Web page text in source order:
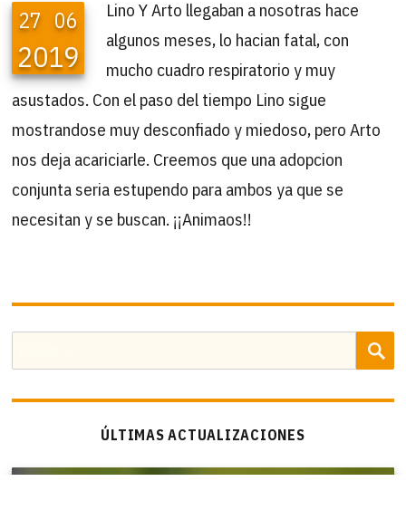
27 06
2019
Lino Y Arto llegaban a nosotras hace
algunos meses, lo hacian fatal, con
mucho cuadro respiratorio y muy
asustados. Con el paso del tiempo Lino sigue
mostrandose muy desconfiado y miedoso, pero Arto
nos deja acariciarle. Creemos que una adopcion
conjunta seria estupendo para ambos ya que se
necesitan y se buscan. ¡¡Animaos!!
por:
ÚLTIMAS ACTUALIZACIONES